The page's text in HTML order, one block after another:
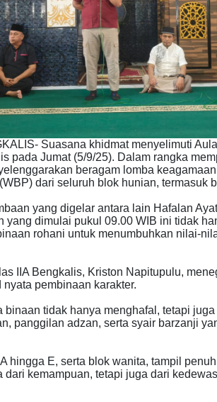
Suasana khidmat menyelimuti
pada Jumat (5/9/25). Dalam rangka
beragam lomba
dari seluruh blok hunian, termasuk
yang digelar antara lain Hafalan
yang dimulai pukul 09.00 WIB ini tidak
rohani untuk menumbuhkan nilai-
IIA Bengkalis, Kriston Napitupulu,
pembinaan karakter.
binaan tidak hanya menghafal, tetapi
panggilan adzan, serta syair barzanji
hingga E, serta blok wanita, tampil
dari kemampuan, tetapi juga dari